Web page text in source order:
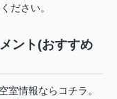
ださい。
ント(おすすめ
室情報ならコチラ。